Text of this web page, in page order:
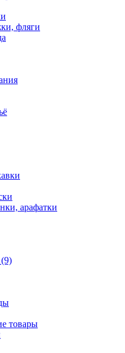
фляги
арафатки
товары